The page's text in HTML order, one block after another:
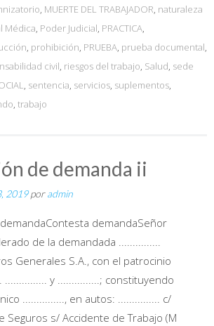
, MUERTE DEL TRABAJADOR, naturaleza
Médica, Poder Judicial, PRACTICA,
, prohibición, PRUEBA, prueba documental,
civil, riesgos del trabajo, Salud, sede
, sentencia, servicios, suplementos,
, trabajo
de demanda ii
2019poradmin
demandaSeñor
de la demandada ...............
Generales S.A., con el patrocinio
y ...............; constituyendo
..............., en autos: ............... c/
Seguros s/ Accidente de Trabajo (M